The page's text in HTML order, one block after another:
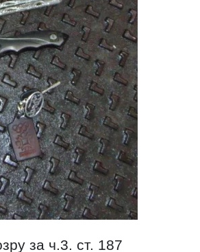
за ч.3. ст. 187